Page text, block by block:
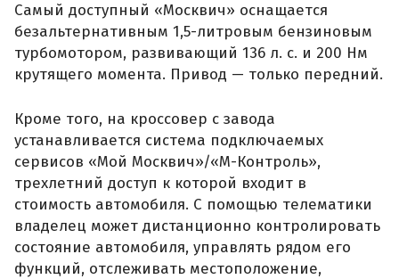
Самый доступный «Москвич» оснащается
безальтернативным 1,5-литровым бензиновым
турбомотором, развивающий 136 л. с. и 200 Нм
крутящего момента. Привод — только передний.
Кроме того, на кроссовер с завода
устанавливается система подключаемых
сервисов «Мой Москвич»/«М-Контроль»,
трехлетний доступ к которой входит в
стоимость автомобиля. С помощью телематики
владелец может дистанционно контролировать
состояние автомобиля, управлять рядом его
функций, отслеживать местоположение,